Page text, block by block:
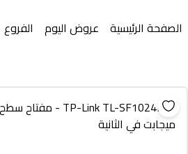
الصفحة الرئيسية عروض اليوم الفروع